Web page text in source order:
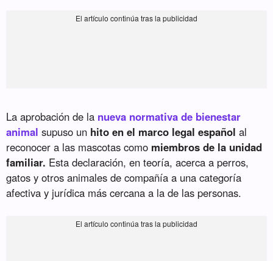
La aprobación de la nueva normativa de bienestar
animal supuso un hito en el marco legal español al
reconocer a las mascotas como miembros de la unidad
familiar. Esta declaración, en teoría, acerca a perros,
gatos y otros animales de compañía a una categoría
afectiva y jurídica más cercana a la de las personas.